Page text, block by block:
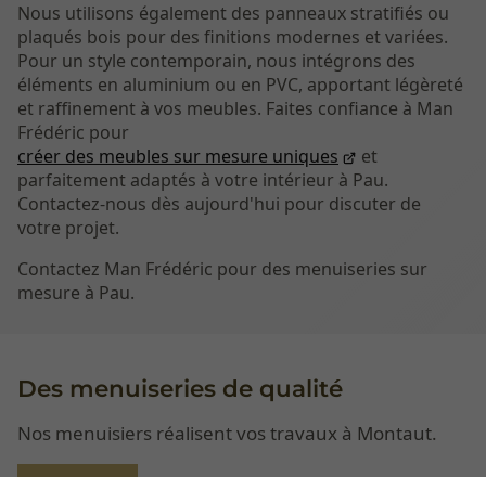
Nous utilisons également des panneaux stratifiés ou
plaqués bois pour des finitions modernes et variées.
Pour un style contemporain, nous intégrons des
éléments en aluminium ou en PVC, apportant légèreté
et raffinement à vos meubles. Faites confiance à Man
Frédéric pour
créer des meubles sur mesure uniques
et
parfaitement adaptés à votre intérieur à Pau.
Contactez-nous dès aujourd'hui pour discuter de
votre projet.
Contactez Man Frédéric pour des menuiseries sur
mesure à Pau.
Des menuiseries de qualité
Nos menuisiers réalisent vos travaux à Montaut.